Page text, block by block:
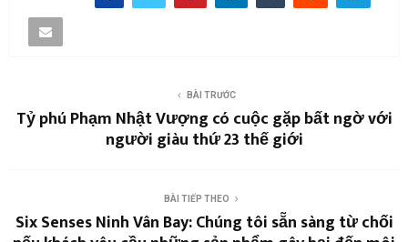
BÀI TRƯỚC
Tỷ phú Phạm Nhật Vượng có cuộc gặp bất ngờ với
người giàu thứ 23 thế giới
BÀI TIẾP THEO
Six Senses Ninh Vân Bay: Chúng tôi sẵn sàng từ chối